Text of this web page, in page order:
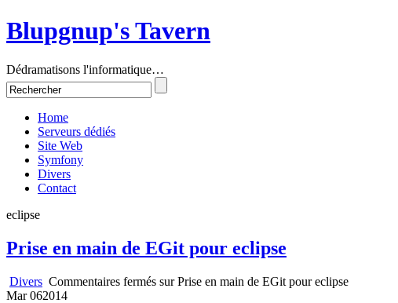
Blupgnup's Tavern
Dédramatisons l'informatique…
Home
Serveurs dédiés
Site Web
Symfony
Divers
Contact
eclipse
Prise en main de EGit pour eclipse
Divers Commentaires fermés sur Prise en main de EGit pour eclipse
Mar 062014